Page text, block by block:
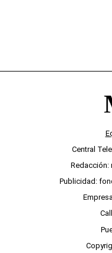
Central
Redacción:
Publicidad: